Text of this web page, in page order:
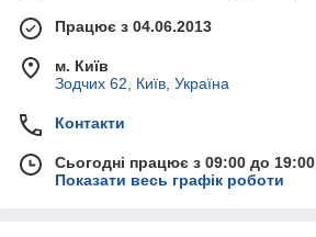
Працює з 04.06.2013
м. Київ
Зодчих 62, Київ, Україна
Контакти
Сьогодні працює з 09:00 до 19:00
Показати весь графік роботи